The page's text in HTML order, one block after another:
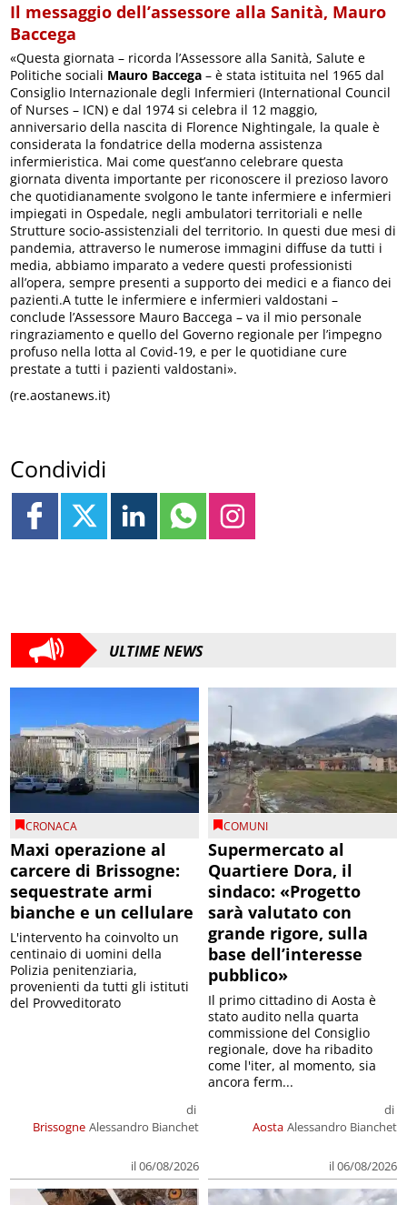
Il messaggio dell’assessore alla Sanità, Mauro
Baccega
«Questa giornata – ricorda l’Assessore alla Sanità, Salute e
Politiche sociali Mauro Baccega – è stata istituita nel 1965 dal
Consiglio Internazionale degli Infermieri (International Council
of Nurses – ICN) e dal 1974 si celebra il 12 maggio,
anniversario della nascita di Florence Nightingale, la quale è
considerata la fondatrice della moderna assistenza
infermieristica. Mai come quest’anno celebrare questa
giornata diventa importante per riconoscere il prezioso lavoro
che quotidianamente svolgono le tante infermiere e infermieri
impiegati in Ospedale, negli ambulatori territoriali e nelle
Strutture socio-assistenziali del territorio. In questi due mesi di
pandemia, attraverso le numerose immagini diffuse da tutti i
media, abbiamo imparato a vedere questi professionisti
all’opera, sempre presenti a supporto dei medici e a fianco dei
pazienti.A tutte le infermiere e infermieri valdostani –
conclude l’Assessore Mauro Baccega – va il mio personale
ringraziamento e quello del Governo regionale per l’impegno
profuso nella lotta al Covid-19, e per le quotidiane cure
prestate a tutti i pazienti valdostani».
(re.aostanews.it)
Condividi
ULTIME NEWS
CRONACA
Maxi operazione al
carcere di Brissogne:
sequestrate armi
bianche e un cellulare
Brissogne
di
Alessandro Bianchet
il 06/08/2026
L'intervento ha coinvolto un
centinaio di uomini della
Polizia penitenziaria,
provenienti da tutti gli istituti
del Provveditorato
COMUNI
Supermercato al
Quartiere Dora, il
sindaco: «Progetto
sarà valutato con
grande rigore, sulla
base dell’interesse
pubblico»
Aosta
di
Alessandro Bianchet
il 06/08/2026
Il primo cittadino di Aosta è
stato audito nella quarta
commissione del Consiglio
regionale, dove ha ribadito
come l'iter, al momento, sia
ancora ferm...